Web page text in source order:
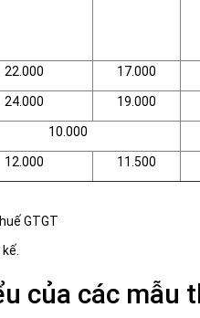
22.000 17.000
24.000 19.000
10.000
12.000 11.500
GTGT
của các mẫu